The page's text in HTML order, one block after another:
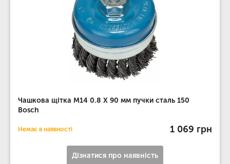
Чашкова щітка M14 0.8 X 90 мм пучки сталь 150
Bosch
Немає в наявності 1 069 грн
Дізнатися про наявність